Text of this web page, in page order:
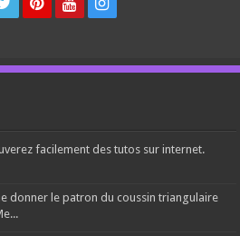
facilement des tutos sur internet.
donner le patron du coussin triangulaire